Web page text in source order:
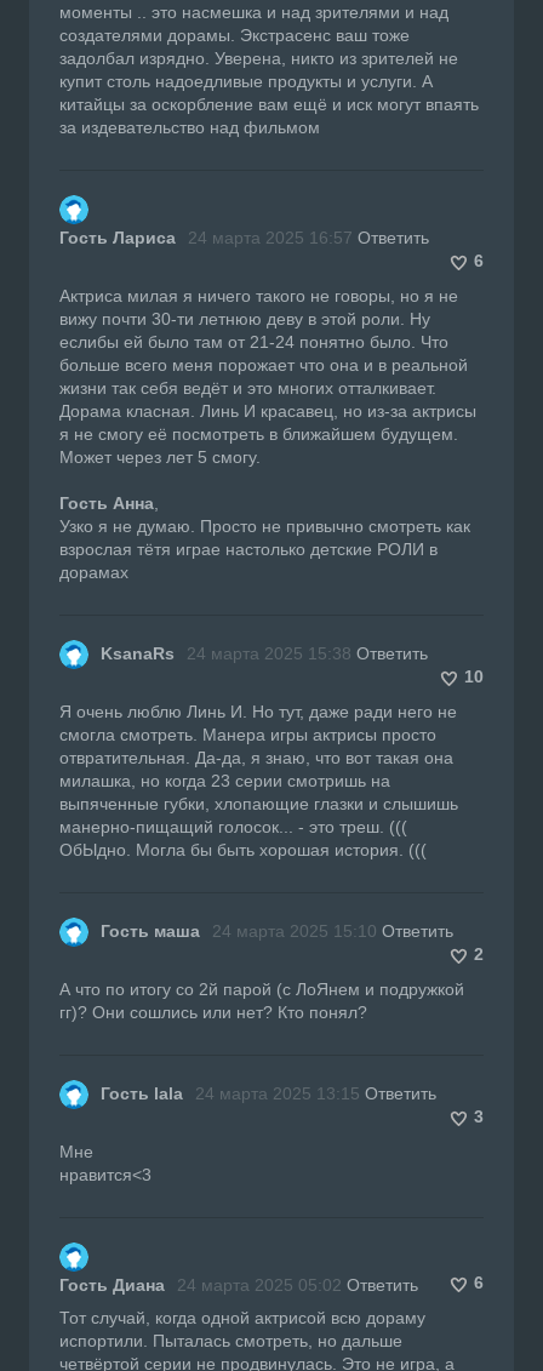
моменты .. это насмешка и над зрителями и над
создателями дорамы. Экстрасенс ваш тоже
задолбал изрядно. Уверена, никто из зрителей не
купит столь надоедливые продукты и услуги. А
китайцы за оскорбление вам ещё и иск могут впаять
за издевательство над фильмом
Гость Лариса 24 марта 2025 16:57 Ответить
6
Актриса милая я ничего такого не говоры, но я не
вижу почти 30-ти летнюю деву в этой роли. Ну
еслибы ей было там от 21-24 понятно было. Что
больше всего меня порожает что она и в реальной
жизни так себя ведёт и это многих отталкивает.
Дорама класная. Линь И красавец, но из-за актрисы
я не смогу её посмотреть в ближайшем будущем.
Может через лет 5 смогу.
Гость Анна
Узко я не думаю. Просто не привычно смотреть как
взрослая тётя играе настолько детские РОЛИ в
дорамах
KsanaRs 24 марта 2025 15:38 Ответить
10
Я очень люблю Линь И. Но тут, даже ради него не
смогла смотреть. Манера игры актрисы просто
отвратительная. Да-да, я знаю, что вот такая она
милашка, но когда 23 серии смотришь на
выпяченные губки, хлопающие глазки и слышишь
манерно-пищащий голосок... - это треш. (((
ОбЫдно. Могла бы быть хорошая история. (((
Гость маша 24 марта 2025 15:10 Ответить
2
А что по итогу со 2й парой (с ЛоЯнем и подружкой
гг)? Они сошлись или нет? Кто понял?
Гость lala 24 марта 2025 13:15 Ответить
3
Мне
нравится<3
Гость Диана 24 марта 2025 05:02 Ответить
6
Тот случай, когда одной актрисой всю дораму
испортили. Пыталась смотреть, но дальше
четвёртой серии не продвинулась. Это не игра, а